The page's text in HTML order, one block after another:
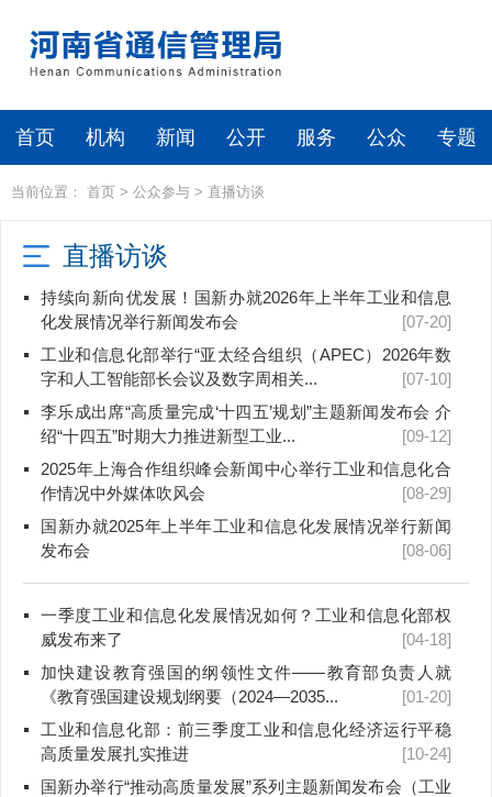
首页 机构 新闻 公开 服务 公众 专题
当前位置： 首页 > 公众参与 > 直播访谈
直播访谈
持续向新向优发展！国新办就2026年上半年工业和信息
化发展情况举行新闻发布会
[07-20]
工业和信息化部举行“亚太经合组织（APEC）2026年数
字和人工智能部长会议及数字周相关...
[07-10]
李乐成出席“高质量完成‘十四五’规划”主题新闻发布会 介
绍“十四五”时期大力推进新型工业...
[09-12]
2025年上海合作组织峰会新闻中心举行工业和信息化合
作情况中外媒体吹风会
[08-29]
国新办就2025年上半年工业和信息化发展情况举行新闻
发布会
[08-06]
一季度工业和信息化发展情况如何？工业和信息化部权
威发布来了
[04-18]
加快建设教育强国的纲领性文件——教育部负责人就
《教育强国建设规划纲要（2024—2035...
[01-20]
工业和信息化部：前三季度工业和信息化经济运行平稳
高质量发展扎实推进
[10-24]
国新办举行“推动高质量发展”系列主题新闻发布会（工业